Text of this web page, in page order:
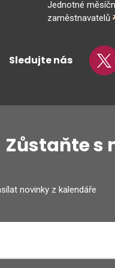
Jednotné
zaměstnavatelů
Sledujte nás
Zůstaňte s
novinky z kalendáře